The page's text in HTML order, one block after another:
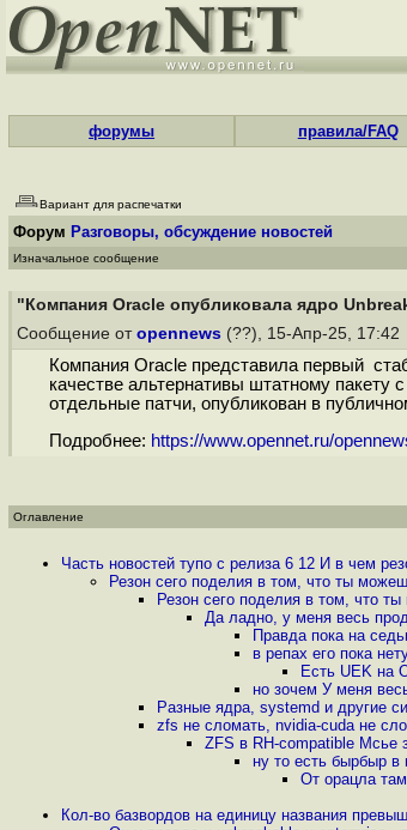
форумы правила/FAQ
Вариант для распечатки
Форум Разговоры, обсуждение новостей
Изначальное сообщение
"Компания Oracle опубликовала ядро
Сообщение от opennews (??), 15-Апр-25, 17:42
Компания Oracle представила первый
качестве альтернативы штатному
отдельные патчи, опубликован в
Подробнее: https://www.opennet.ru/
Оглавление
Часть новостей тупо с релиза 6 12 И в чем
Резон сего поделия в том, что ты
Резон сего поделия в том, что
Да ладно, у меня весь
Правда пока на
в репах его пока
Есть UEK на
но зочем У меня
Разные ядра, systemd и другие
zfs не сломать, nvidia-cuda не
ZFS в RH-compatible Мсье
ну то есть бырбыр в
От орацла
Кол-во базвордов на единицу названия